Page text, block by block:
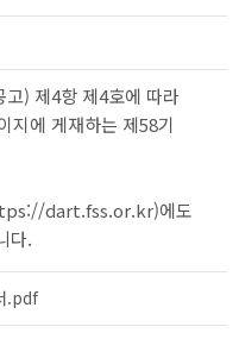
) 제4항 제4호에 따라
지에 게재하는 제58기
dart.fss.or.kr)에도
다.
.pdf